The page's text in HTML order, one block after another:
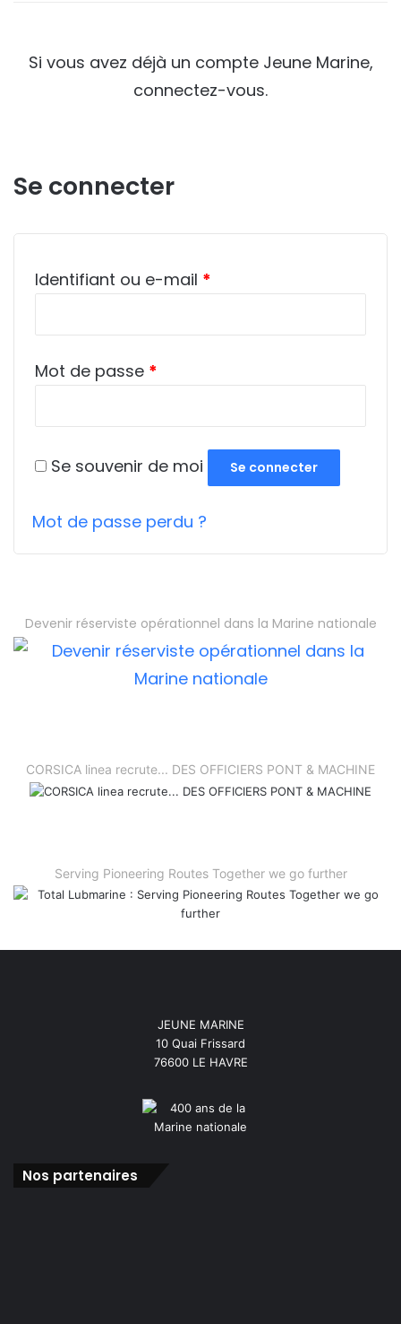
Si vous avez déjà un compte Jeune Marine,
connectez-vous.
Se connecter
Identifiant ou e-mail *
Mot de passe *
Se souvenir de moi Se connecter
Mot de passe perdu ?
Devenir réserviste opérationnel dans la Marine nationale
CORSICA linea recrute... DES OFFICIERS PONT & MACHINE
Serving Pioneering Routes Together we go further
JEUNE MARINE
10 Quai Frissard
76600 LE HAVRE
Nos partenaires